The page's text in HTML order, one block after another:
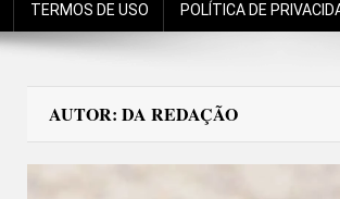
TERMOS DE USO POLÍTICA DE
AUTOR: DA REDAÇÃO